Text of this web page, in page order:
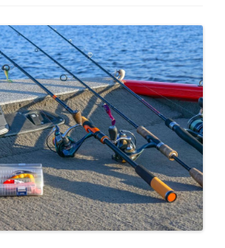
D
e
b
ä
s
t
a
e
k
o
o
d
e
n
f
ö
r
f
i